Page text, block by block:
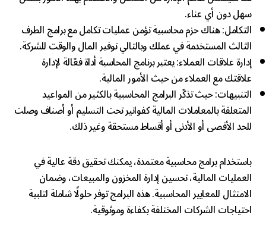
سهل دون أي عناء.
التكامل: هناك حزم محاسبية تؤمن عمليات تكامل مع برامج الطرف
الثالث المستخدمة في عملك وبالتالي توفير المال والوقت للشركة.
إدارة علاقات العملاء: يعتبر برنامج المحاسبة أداة فعّالة لإدارة
علاقتك مع العملاء من حيث الأمور المالية.
التنبيهات: حيث تذكّر البرامج المحاسبية بالكثير من المواعيد
المتعلقة بالمعاملات المالية كفواتير تحت التسليم أو أصناف وصلت
للحد الأقصى أو الأدنى أو أقساط مستحقة وغير ذلك.
باستخدام برامج محاسبية معتمدة، يمكنك تحقيق دقة عالية في
العمليات المالية، تحسين إدارة المخزون والمبيعات، وضمان
الامتثال للمعايير المحاسبية. هذه البرامج توفر حلولًا شاملة لتلبية
احتياجات الشركات المختلفة بكفاءة وموثوقية.